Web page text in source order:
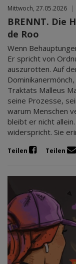
Mittwoch, 27.05.2026 |
BRENNT. Die
de Roo
Wenn
Er spricht von
auszurotten. Auf
Traktats Malleus
seine Prozesse,
warum Menschen
bleibt er nicht
widerspricht. Sie
Teilen Teilen